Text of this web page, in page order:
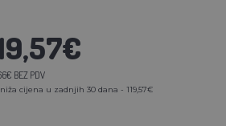
BEZ PDV
cijena u zadnjih 30 dana - 119,57€